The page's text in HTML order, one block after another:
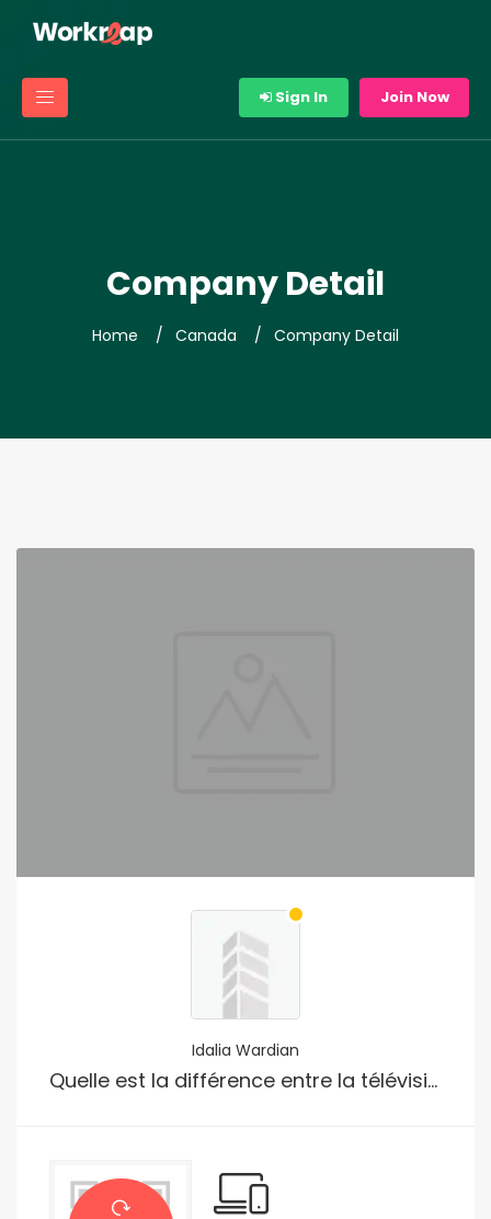
Sign In Join Now
Company Detail
Home Canada Company Detail
Idalia Wardian
Quelle est la différence entre la télévision IP et la télévision par câble ou par satellite?